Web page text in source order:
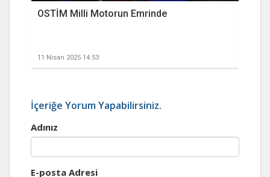
OSTİM Milli Motorun Emrinde
11 Nisan 2025 14:53
İçeriğe Yorum Yapabilirsiniz.
Adınız
E-posta Adresi